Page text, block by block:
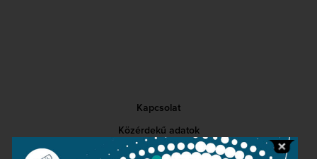
Kapcsolat
Közérdekű adatok
Sajtószoba